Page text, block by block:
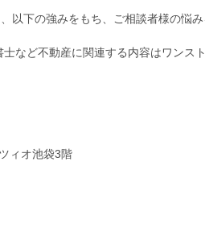
以下の強みをもち、ご相談者様の悩
など不動産に関連する内容はワンス
ィオ池袋3階